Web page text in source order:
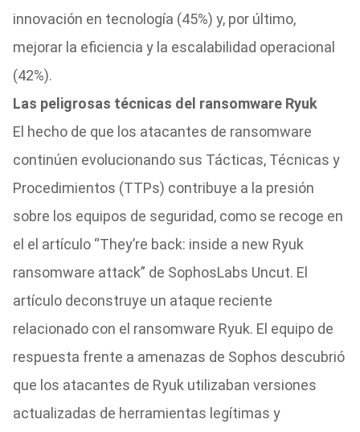
innovación en tecnología (45%) y, por último,
mejorar la eficiencia y la escalabilidad operacional
(42%).
Las peligrosas técnicas del ransomware Ryuk
El hecho de que los atacantes de ransomware
continúen evolucionando sus Tácticas, Técnicas y
Procedimientos (TTPs) contribuye a la presión
sobre los equipos de seguridad, como se recoge en
el el artículo “They’re back: inside a new Ryuk
ransomware attack” de SophosLabs Uncut. El
artículo deconstruye un ataque reciente
relacionado con el ransomware Ryuk. El equipo de
respuesta frente a amenazas de Sophos descubrió
que los atacantes de Ryuk utilizaban versiones
actualizadas de herramientas legítimas y